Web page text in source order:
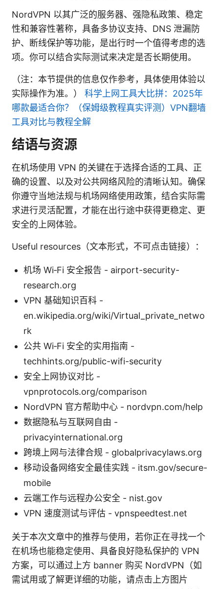
NordVPN 以其广泛的服务器、强隐私政策、稳定
性和兼容性著称，具备多协议支持、DNS 泄漏防
护、断线保护等功能，是出行时一个值得考虑的选
项。你可以结合实际测试来决定是否长期使用。
（注：本节提供的信息仅作参考，具体使用体验以
实际操作为准。） 科学上网工具大比拼：2025年
哪款最适合你？（保姆级教程真实评测）VPN翻墙
工具对比与教程全解
结语与资源
在机场使用 VPN 的关键在于选择合适的工具、正
确的设置、以及对公共网络风险的清晰认知。确保
你遵守当地法规与机场网络使用政策，结合实际需
求进行灵活配置，才能在出行途中获得更稳定、更
安全的上网体验。
Useful resources（文本形式，不可点击链接）：
机场 Wi‑Fi 安全报告 - airport-security-
research.org
VPN 基础知识百科 -
en.wikipedia.org/wiki/Virtual_private_netwo
rk
公共 Wi‑Fi 安全的实用指南 -
techhints.org/public-wifi-security
安全上网协议对比 -
vpnprotocols.org/comparison
NordVPN 官方帮助中心 - nordvpn.com/help
数据隐私与互联网自由 -
privacyinternational.org
跨境上网与法律合规 - globalprivacylaws.org
移动设备网络安全最佳实践 - itsm.gov/secure-
mobile
云端工作与远程办公安全 - nist.gov
VPN 速度测试与评估 - vpnspeedtest.net
关于本次文章中的推荐与使用，若你正在寻找一个
在机场也能稳定使用、具备良好隐私保护的 VPN
方案，可以通过上方 banner 购买 NordVPN（如
需试用或了解更详细的功能，请点击上方图片